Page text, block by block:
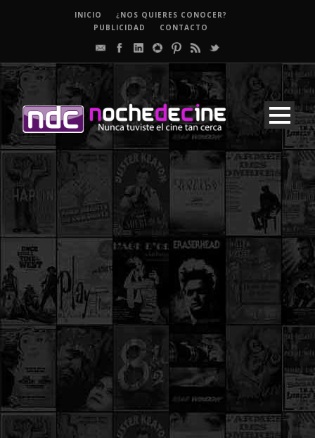
INICIO
¿NOS QUIERES CONOCER?
PUBLICIDAD
CONTACTO